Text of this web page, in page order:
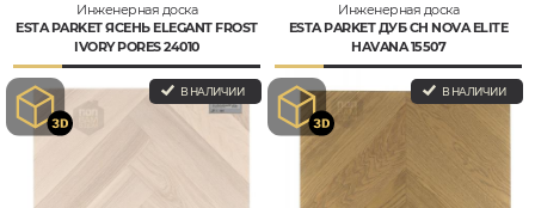
Инженерная доска
ESTA PARKET ЯСЕНЬ ELEGANT FROST
IVORY PORES 24010
В НАЛИЧИИ
Инженерная доска
ESTA PARKET ДУБ CH NOVA ELITE
HAVANA 15507
В НАЛИЧИИ